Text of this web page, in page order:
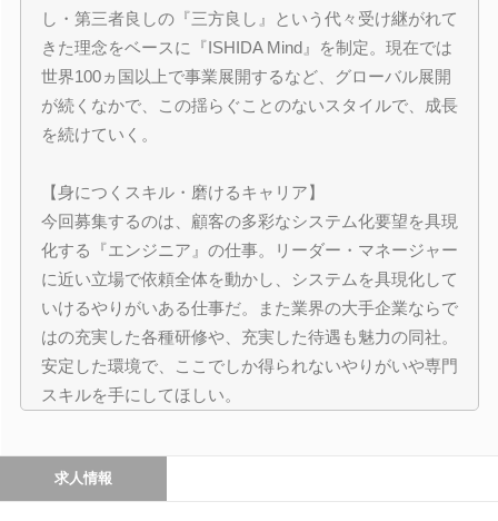
し・第三者良しの『三方良し』という代々受け継がれて
きた理念をベースに『ISHIDA Mind』を制定。現在では
世界100ヵ国以上で事業展開するなど、グローバル展開
が続くなかで、この揺らぐことのないスタイルで、成長
を続けていく。
【身につくスキル・磨けるキャリア】
今回募集するのは、顧客の多彩なシステム化要望を具現
化する『エンジニア』の仕事。リーダー・マネージャー
に近い立場で依頼全体を動かし、システムを具現化して
いけるやりがいある仕事だ。また業界の大手企業ならで
はの充実した各種研修や、充実した待遇も魅力の同社。
安定した環境で、ここでしか得られないやりがいや専門
スキルを手にしてほしい。
求人情報